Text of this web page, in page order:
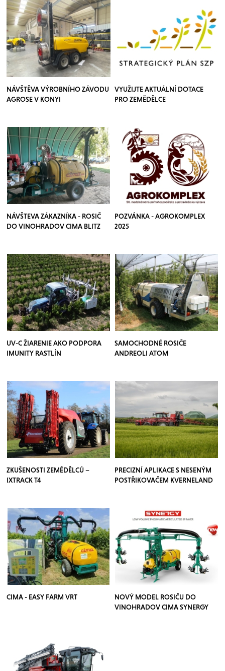
NÁVŠTĚVA VÝROBNÍHO ZÁVODU
AGROSE V KONYI
VYUŽIJTE AKTUÁLNÍ DOTACE
PRO ZEMĚDĚLCE
NÁVŠTEVA ZÁKAZNÍKA - ROSIČ
DO VINOHRADOV CIMA BLITZ
POZVÁNKA - AGROKOMPLEX
2025
UV-C ŽIARENIE AKO PODPORA
IMUNITY RASTLÍN
SAMOCHODNÉ ROSIČE
ANDREOLI ATOM
ZKUŠENOSTI ZEMĚDĚLCŮ –
IXTRACK T4
PRECIZNÍ APLIKACE S NESENÝM
POSTŘIKOVAČEM KVERNELAND
CIMA - EASY FARM VRT
NOVÝ MODEL ROSIČU DO
VINOHRADOV CIMA SYNERGY